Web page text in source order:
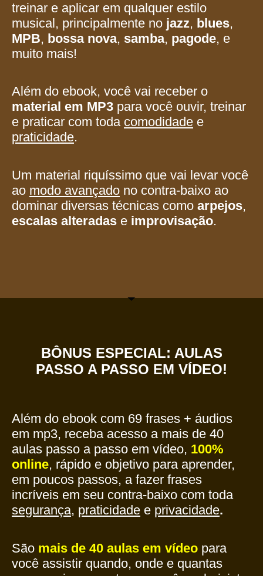
treinar e aplicar em qualquer estilo
musical, principalmente no jazz, blues,
MPB, bossa nova, samba, pagode, e
muito mais!
Além do ebook, você vai receber o
material em MP3 para você ouvir, treinar
e praticar com toda comodidade e
praticidade.
Um material riquíssimo que vai levar você
ao modo avançado no contra-baixo ao
dominar diversas técnicas como arpejos,
escalas alteradas e improvisação.
BÔNUS ESPECIAL: AULAS
PASSO A PASSO EM VÍDEO!
Além do ebook com 69 frases + áudios
em mp3, receba acesso a mais de 40
aulas passo a passo em vídeo, 100%
online, rápido e objetivo para aprender,
em poucos passos, a fazer frases
incríveis em seu contra-baixo com toda
segurança, praticidade e privacidade.
São mais de 40 aulas em vídeo para
você assistir quando, onde e quantas